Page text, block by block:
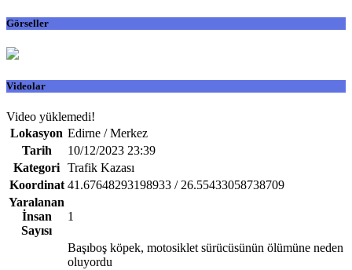
Görseller
Videolar
Video yüklemedi!
Lokasyon Edirne / Merkez
Tarih
10/12/2023 23:39
Kategori Trafik Kazası
Koordinat 41.67648293198933 / 26.55433058738709
Yaralanan
İnsan
Sayısı
1
Başıboş köpek, motosiklet sürücüsünün ölümüne neden
oluyordu